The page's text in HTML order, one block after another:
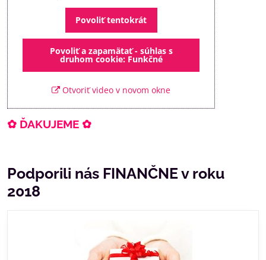
Povoliť tentokrát
Povoliť a zapamätať - súhlas s
druhom cookie: Funkčné
Otvoriť video v novom okne
✿ ĎAKUJEME ✿
Podporili nás FINANČNE v roku
2018